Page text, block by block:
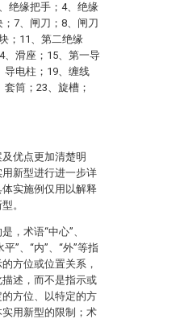
绝缘把手；4、绝缘
7、闸刀；8、闸刀
；11、第二绝缘
、滑座；15、第一导
导电柱；19、缠线
筒；23、旋槽；
优点更加清楚明
新型进行进一步详
实施例仅用以解释
。
，术语“中心”、
平”、“内”、“外”等指
方位或位置关系，
述，而不是指示或
方位、以特定的方
用新型的限制；术